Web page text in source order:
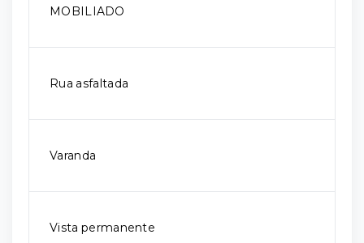
MOBILIADO
Rua asfaltada
Varanda
Vista permanente